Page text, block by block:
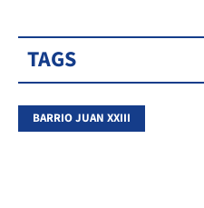
TAGS
BARRIO JUAN XXIII